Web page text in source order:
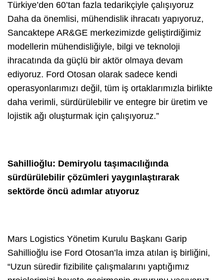
Türkiye’den 60’tan fazla tedarikçiyle çalışıyoruz
Daha da önemlisi, mühendislik ihracatı yapıyoruz,
Sancaktepe AR&GE merkezimizde geliştirdiğimiz
modellerin mühendisliğiyle, bilgi ve teknoloji
ihracatında da güçlü bir aktör olmaya devam
ediyoruz. Ford Otosan olarak sadece kendi
operasyonlarımızı değil, tüm iş ortaklarımızla birlikte
daha verimli, sürdürülebilir ve entegre bir üretim ve
lojistik ağı oluşturmak için çalışıyoruz.”
Sahillioğlu: Demiryolu taşımacılığında
sürdürülebilir çözümleri yaygınlaştırarak
sektörde öncü adımlar atıyoruz
Mars Logistics Yönetim Kurulu Başkanı Garip
Sahillioğlu ise Ford Otosan’la imza atılan iş birliğini,
“Uzun süredir fizibilite çalışmalarını yaptığımız